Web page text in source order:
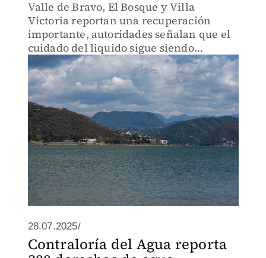
Valle de Bravo, El Bosque y Villa
Victoria reportan una recuperación
importante, autoridades señalan que el
cuidado del liquido sigue siendo
primordial.
28.07.2025/
Contraloría del Agua reporta